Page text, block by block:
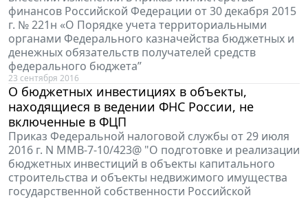
финансов Российской Федерации от 30 декабря 2015
г. № 221н «О Порядке учета территориальными
органами Федерального казначейства бюджетных и
денежных обязательств получателей средств
федерального бюджета”
23 сентября 2016
О бюджетных инвестициях в объекты,
находящиеся в ведении ФНС России, не
включенные в ФЦП
Приказ Федеральной налоговой службы от 29 июля
2016 г. N ММВ-7-10/423@ "О подготовке и реализации
бюджетных инвестиций в объекты капитального
строительства и объекты недвижимого имущества
государственной собственности Российской